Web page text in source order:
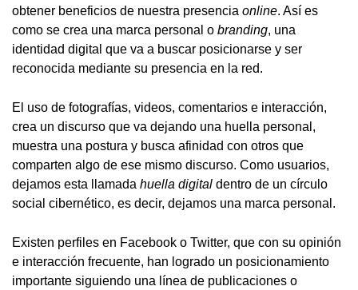
obtener beneficios de nuestra presencia online. Así es
como se crea una marca personal o branding, una
identidad digital que va a buscar posicionarse y ser
reconocida mediante su presencia en la red.
El uso de fotografías, videos, comentarios e interacción,
crea un discurso que va dejando una huella personal,
muestra una postura y busca afinidad con otros que
comparten algo de ese mismo discurso. Como usuarios,
dejamos esta llamada huella digital dentro de un círculo
social cibernético, es decir, dejamos una marca personal.
Existen perfiles en Facebook o Twitter, que con su opinión
e interacción frecuente, han logrado un posicionamiento
importante siguiendo una línea de publicaciones o